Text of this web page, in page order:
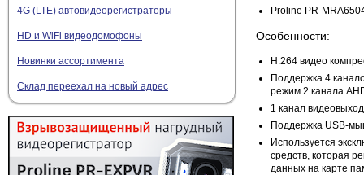
4G (LTE) автовидеорегистраторы
HD и WiFi видеодомофоны
Новинки ассортимента
Склад переехал на новый адрес
Proline PR-
Особенности:
H.264 видео
Поддержка 4
режим 2 канала
1 канал
Поддержка USB-
Используется
средств, которая
данных на карте